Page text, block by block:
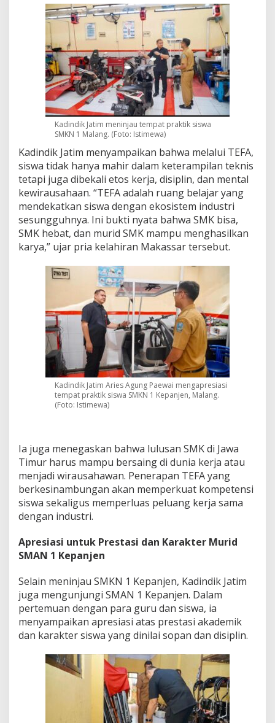
g
T
c
h
i
n
g
F
a
c
o
y
d
a
n
D
i
s
i
S
e
k
o
h
Kadindik Jatim meninjau tempat praktik siswa
SMKN 1 Malang. (Foto: Istimewa)
Kadindik Jatim menyampaikan bahwa melalui TEFA,
siswa tidak hanya mahir dalam keterampilan teknis
tetapi juga dibekali etos kerja, disiplin, dan mental
kewirausahaan. “TEFA adalah ruang belajar yang
mendekatkan siswa dengan ekosistem industri
sesungguhnya. Ini bukti nyata bahwa SMK bisa,
SMK hebat, dan murid SMK mampu menghasilkan
karya,” ujar pria kelahiran Makassar tersebut.
Kadindik Jatim Aries Agung Paewai mengapresiasi
tempat praktik siswa SMKN 1 Kepanjen, Malang.
(Foto: Istimewa)
Ia juga menegaskan bahwa lulusan SMK di Jawa
Timur harus mampu bersaing di dunia kerja atau
menjadi wirausahawan. Penerapan TEFA yang
berkesinambungan akan memperkuat kompetensi
siswa sekaligus memperluas peluang kerja sama
dengan industri.
Apresiasi untuk Prestasi dan Karakter Murid
SMAN 1 Kepanjen
Selain meninjau SMKN 1 Kepanjen, Kadindik Jatim
juga mengunjungi SMAN 1 Kepanjen. Dalam
pertemuan dengan para guru dan siswa, ia
menyampaikan apresiasi atas prestasi akademik
dan karakter siswa yang dinilai sopan dan disiplin.